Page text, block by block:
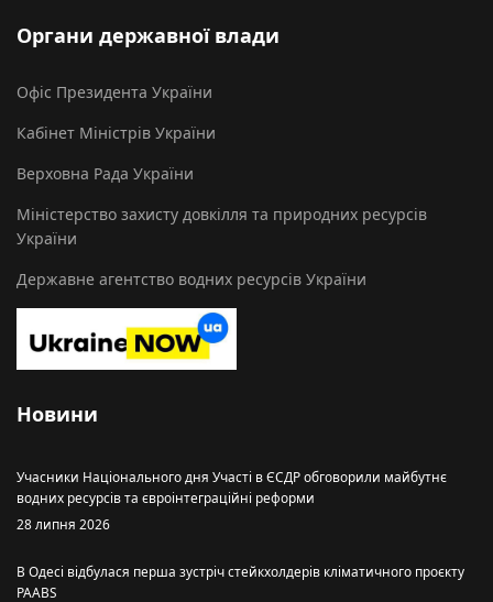
Органи державної влади
Офіс Президента України
Кабінет Міністрів України
Верховна Рада України
Міністерство захисту довкілля та природних ресурсів
України
Державне агентство водних ресурсів України
Новини
Учасники Національного дня Участі в ЄСДР обговорили майбутнє
водних ресурсів та євроінтеграційні реформи
28 липня 2026
В Одесі відбулася перша зустріч стейкхолдерів кліматичного проєкту
PAABS